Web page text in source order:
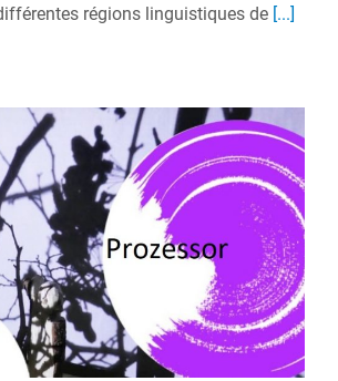
régions linguistiques de [...]